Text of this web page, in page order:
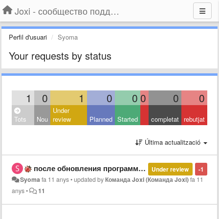
Joxi - сообщество поддержки
Perfil d'usuari Syoma
Your requests by status
1 0 1 0 0 0 0 0
Tots Nou
Under
review
Planned Started completat rebutjat
Última actualització
-1
Under review
после обновления программа отказывается работать
Syomafa 11 anys•updated byКоманда Joxi (Команда Joxi)fa 11
anys• 11